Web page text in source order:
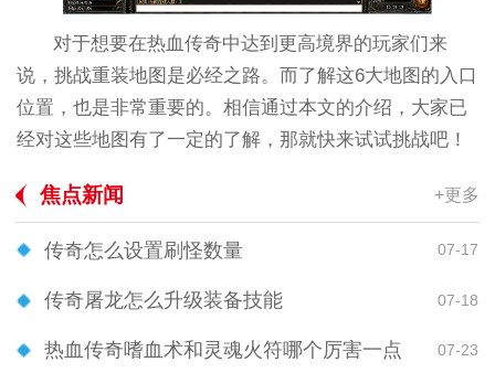
对于想要在热血传奇中达到更高境界的玩家们来
说，挑战重装地图是必经之路。而了解这6大地图的入口
位置，也是非常重要的。相信通过本文的介绍，大家已
经对这些地图有了一定的了解，那就快来试试挑战吧！
焦点新闻 +更多
传奇怎么设置刷怪数量 07-17
传奇屠龙怎么升级装备技能 07-18
热血传奇嗜血术和灵魂火符哪个厉害一点 07-23